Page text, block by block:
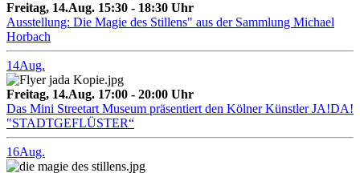
Freitag, 14.Aug. 15:30 - 18:30 Uhr
Ausstellung: Die Magie des Stillens" aus der Sammlung Michael
Horbach
14Aug.
Freitag, 14.Aug. 17:00 - 20:00 Uhr
Das Mini Streetart Museum präsentiert den Kölner Künstler JA!DA!
"STADTGEFLÜSTER“
16Aug.